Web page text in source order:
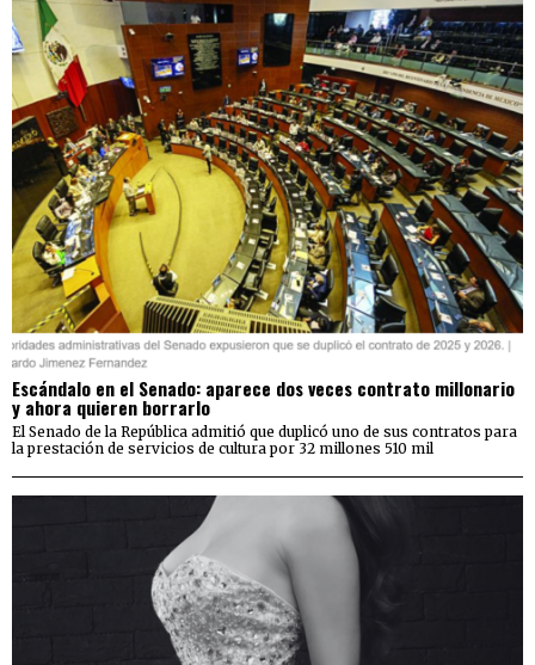
Escándalo en el Senado: aparece dos veces contrato millonario
y ahora quieren borrarlo
El Senado de la República admitió que duplicó uno de sus contratos para
la prestación de servicios de cultura por 32 millones 510 mil